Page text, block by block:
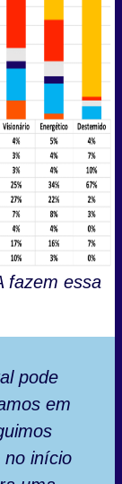
fazem essa
pode
em
no início